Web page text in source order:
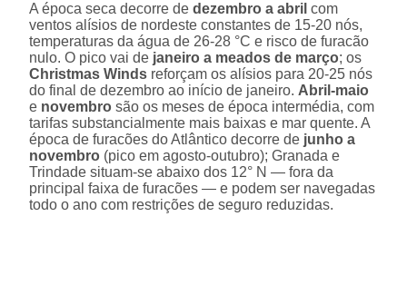
A época seca decorre de dezembro a abril com
ventos alísios de nordeste constantes de 15-20 nós,
temperaturas da água de 26-28 °C e risco de furacão
nulo. O pico vai de janeiro a meados de março; os
Christmas Winds reforçam os alísios para 20-25 nós
do final de dezembro ao início de janeiro. Abril-maio
e novembro são os meses de época intermédia, com
tarifas substancialmente mais baixas e mar quente. A
época de furacões do Atlântico decorre de junho a
novembro (pico em agosto-outubro); Granada e
Trindade situam-se abaixo dos 12° N — fora da
principal faixa de furacões — e podem ser navegadas
todo o ano com restrições de seguro reduzidas.